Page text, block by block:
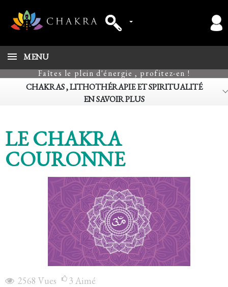
MENU
Faîtes le plein d'énergie , profitez-en !
CHAKRAS , LITHOTHÉRAPIE ET SPIRITUALITÉ
EN SAVOIR PLUS
LE CHAKRA
COURONNE
2568 Vues 3 Aimé